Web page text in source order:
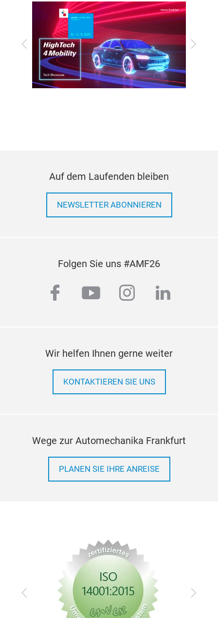
Zurück Vor
Auf dem Laufenden bleiben
NEWSLETTER ABONNIEREN
Folgen Sie uns #AMF26
facebook
youtubeinstagram
linkedin
Wir helfen Ihnen gerne weiter
KONTAKTIEREN SIE UNS
Wege zur Automechanika Frankfurt
PLANEN SIE IHRE ANREISE
Zurück Vor